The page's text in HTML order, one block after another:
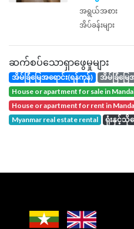
အရွယ်အစား
အိပ်ခန်းများ
ဆက်စပ်သောရှာဖွေမှုများ
အိမ်ခြံမြေအရောင်း(ရန်ကုန်)
အိမ်ခြံမြ
house or apartment for sale in
house or apartment for rent in
Myanmar real estate rental
ရုံးနှင့်